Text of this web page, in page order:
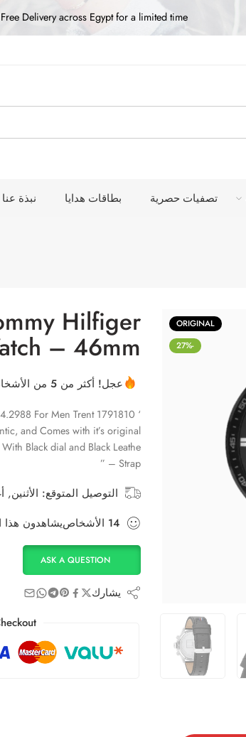
Delivery across Egypt for a limited time
تصفيات حصرية بطاقات هدايا نبذة عنا
ORIGINAL
-27%
Hilfiger
– 46mm
عجل! أكثر من 5 من الأشخاص لديهم هذا في سلاتهم
For Men Trent 1791810 ‘
and Comes with it’s original
Black dial and Black Leathe
Strap – ”
التوصيل المتوقع: الأثنين, أغسطس
14 الأشخاصيشاهدون هذا
ASK A QUESTION
يشارك